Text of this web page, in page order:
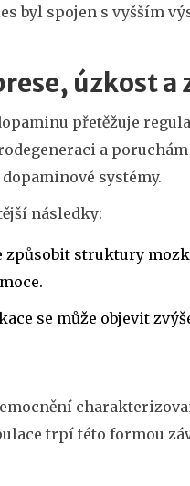
byl spojen s vyšším
úzkost a
přetěžuje
a
systémy.
následky:
struktury
se může objevit
trpí této formou